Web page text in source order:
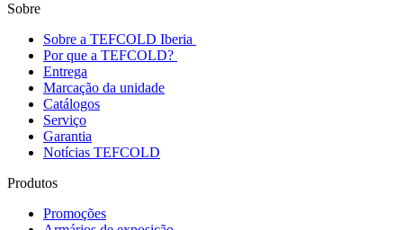
Sobre
Sobre a TEFCOLD Iberia
Por que a TEFCOLD?
Entrega
Marcação da unidade
Catálogos
Serviço
Garantia
Notícias TEFCOLD
Produtos
Promoções